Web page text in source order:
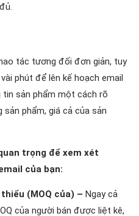
tác tương đối đơn giản, tuy
phút để lên kế hoạch email
sản phẩm một cách rõ
phẩm, giá cả của sản
trọng để xem xét
của bạn:
(MOQ của) – Ngay cả
của người bán được liệt kê,